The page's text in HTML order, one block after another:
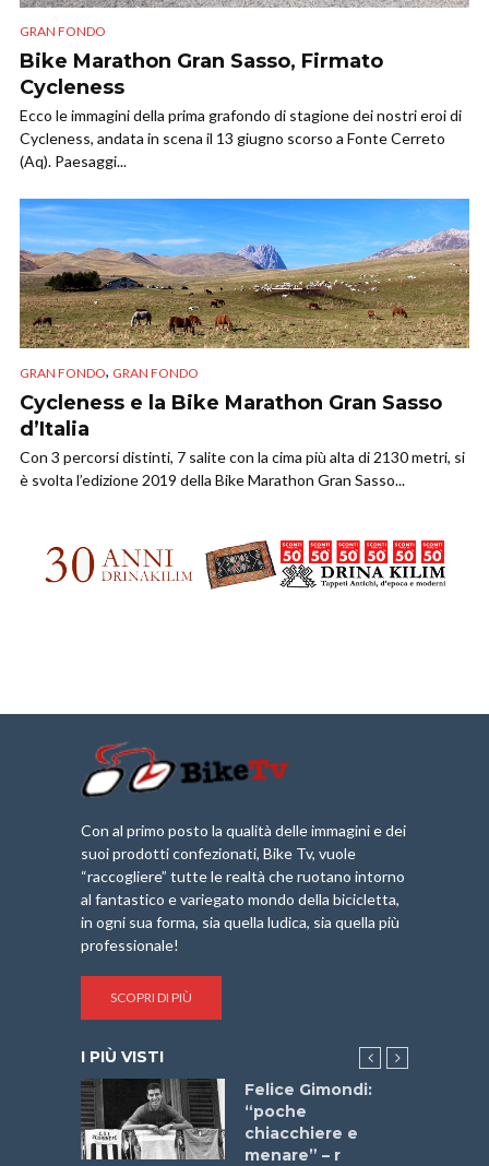
GRAN FONDO
Bike Marathon Gran Sasso, Firmato
Cycleness
Ecco le immagini della prima grafondo di stagione dei nostri eroi di
Cycleness, andata in scena il 13 giugno scorso a Fonte Cerreto
(Aq). Paesaggi...
GRAN FONDO, GRAN FONDO
Cycleness e la Bike Marathon Gran Sasso
d’Italia
Con 3 percorsi distinti, 7 salite con la cima più alta di 2130 metri, si
è svolta l’edizione 2019 della Bike Marathon Gran Sasso...
Con al primo posto la qualità delle immagini e dei
suoi prodotti confezionati, Bike Tv, vuole
“raccogliere” tutte le realtà che ruotano intorno
al fantastico e variegato mondo della bicicletta,
in ogni sua forma, sia quella ludica, sia quella più
professionale!
SCOPRI DI PIÙ
I PIÙ VISTI
Felice Gimondi:
“poche
chiacchiere e
menare” – r